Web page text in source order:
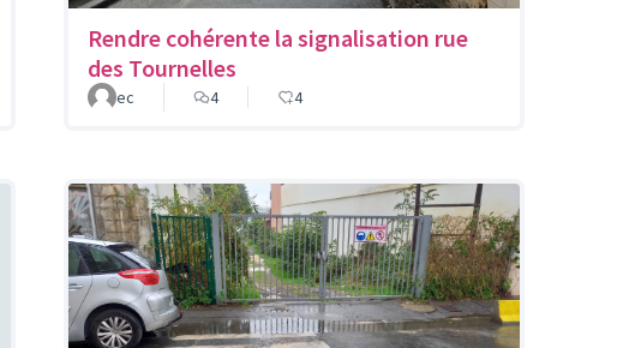
Rendre cohérente la signalisation rue
des Tournelles
ec 4 4